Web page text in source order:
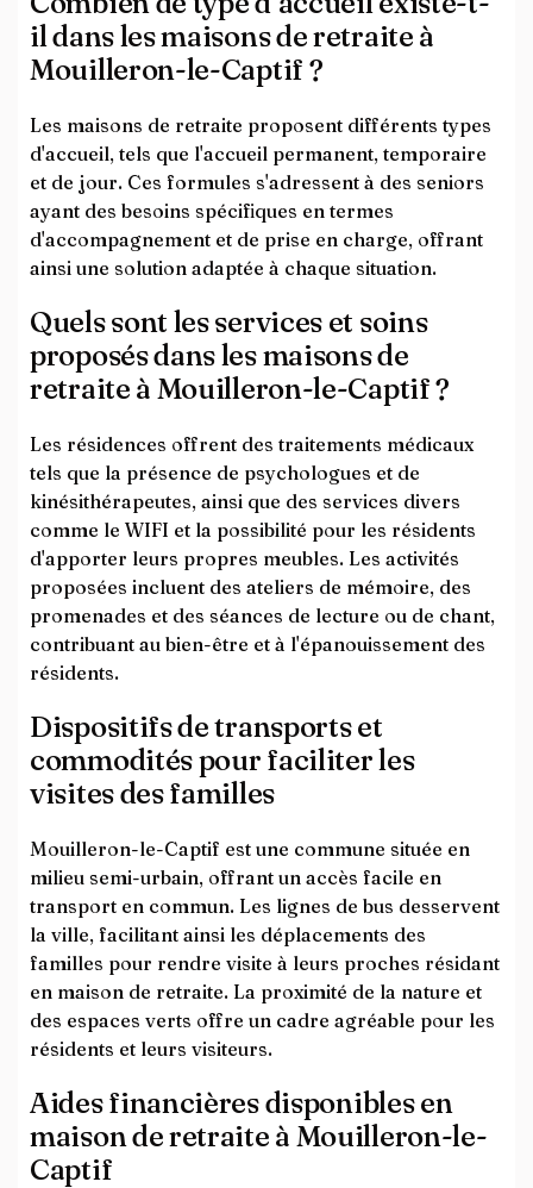
il dans les maisons de retraite à
Mouilleron-le-Captif ?
Les maisons de retraite proposent différents types
d'accueil, tels que l'accueil permanent, temporaire
et de jour. Ces formules s'adressent à des seniors
ayant des besoins spécifiques en termes
d'accompagnement et de prise en charge, offrant
ainsi une solution adaptée à chaque situation.
Quels sont les services et soins
proposés dans les maisons de
retraite à Mouilleron-le-Captif ?
Les résidences offrent des traitements médicaux
tels que la présence de psychologues et de
kinésithérapeutes, ainsi que des services divers
comme le WIFI et la possibilité pour les résidents
d'apporter leurs propres meubles. Les activités
proposées incluent des ateliers de mémoire, des
promenades et des séances de lecture ou de chant,
contribuant au bien-être et à l'épanouissement des
résidents.
Dispositifs de transports et
commodités pour faciliter les
visites des familles
Mouilleron-le-Captif est une commune située en
milieu semi-urbain, offrant un accès facile en
transport en commun. Les lignes de bus desservent
la ville, facilitant ainsi les déplacements des
familles pour rendre visite à leurs proches résidant
en maison de retraite. La proximité de la nature et
des espaces verts offre un cadre agréable pour les
résidents et leurs visiteurs.
Aides financières disponibles en
maison de retraite à Mouilleron-le-
Captif